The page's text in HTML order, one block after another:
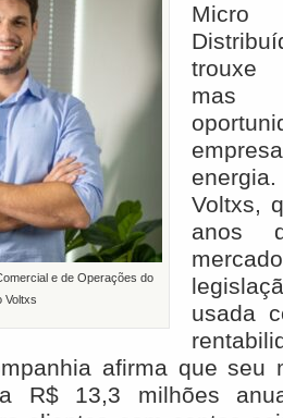
e de Operações do
Voltxs
Micro
trouxe
Voltxs,
anos
usada
afirma que seu
R$ 13,3 milhões